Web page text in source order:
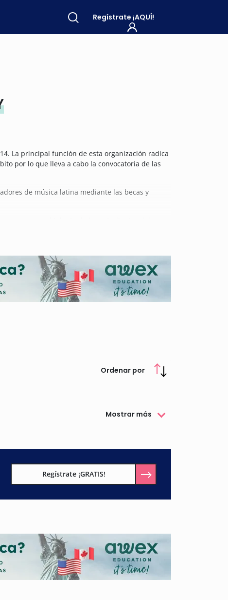
Regístrate ¡AQUÍ!
La principal función de esta organización radica
por lo que lleva a cabo la convocatoria de las
de música latina mediante las becas y
Ordenar por
Mostrar más
Regístrate ¡GRATIS!